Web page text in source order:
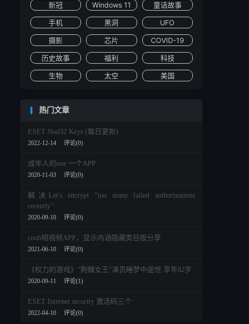
新冠 Windows 11 童话故事
手机 黑洞 UFO
摄影 芯片 COVID-19
历史故事 福利 科技
生物 太空 美国
热门文章
ESET Nod32 Keys (每日更新)
2022-12-14 评论(0)
成年人的one 一个APP
2020-11-03 评论(0)
解决Let's encrypt "too many failed authorizations
recently"
2020-09-10 评论(0)
coub短视频APP，显示内涵隐藏类目版分享
2021-06-10 评论(0)
《权力的游戏》“荆棘女王”演员睡梦中逝世 享年82岁
2020-09-11 评论(1)
ESET Internet security 激活码三个
2022-04-10 评论(0)